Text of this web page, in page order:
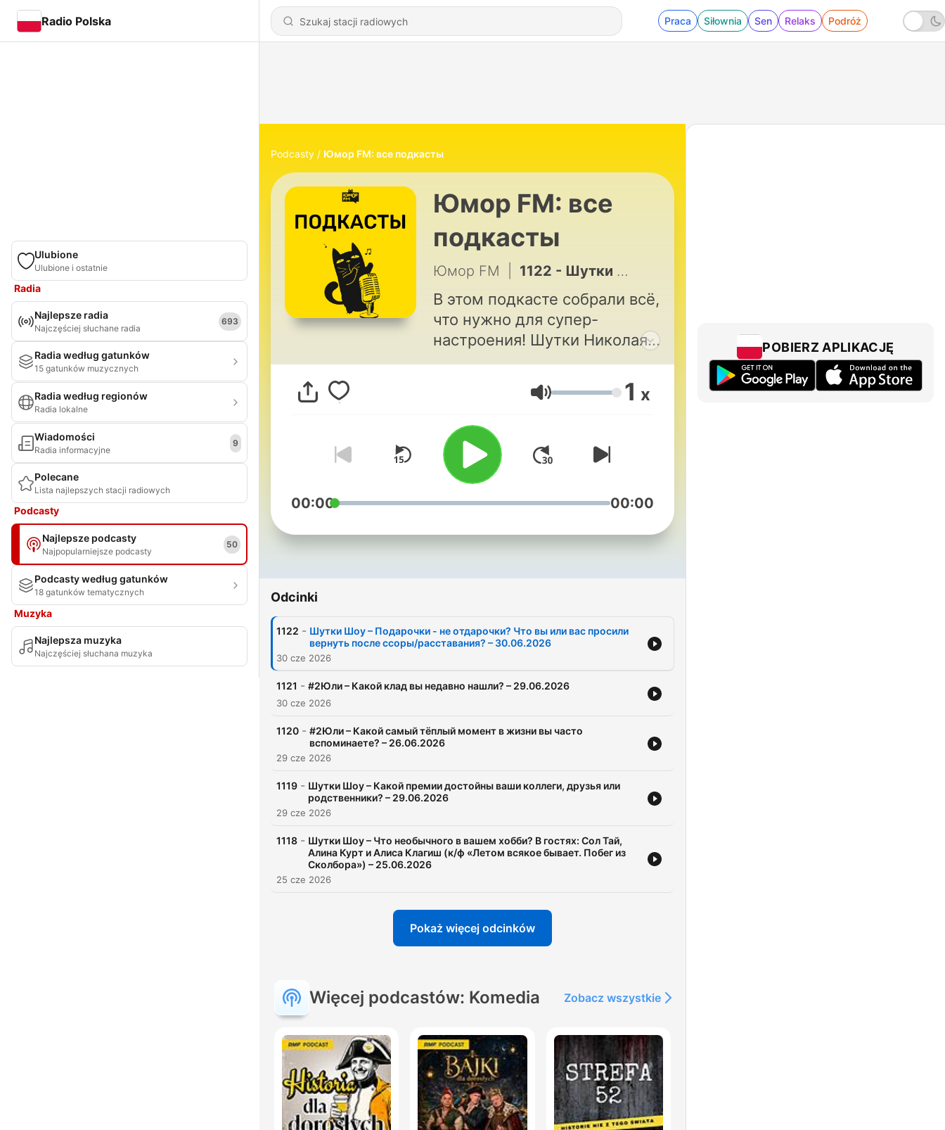
Radio Polska Praca Siłownia Sen Relaks Podróż
Ulubione
Ulubione i ostatnie
Radia
Najlepsze radia
Najczęściej słuchane radia
693
Radia według gatunków
15 gatunków muzycznych
Radia według regionów
Radia lokalne
Wiadomości
Radia informacyjne
9
Polecane
Lista najlepszych stacji radiowych
Podcasty
Najlepsze podcasty
Najpopularniejsze podcasty
50
Podcasty według gatunków
18 gatunków tematycznych
Muzyka
Najlepsza muzyka
Najczęściej słuchana muzyka
Podcasty Юмор FM: все подкасты
Юмор FM: все
подкасты
Юмор FM 1122 - Шутки Шоу – Подарочки - не отдарочки? Что вы или вас просили вернуть после ссоры/расставания? – 30.06.2026
В этом подкасте собрали всё,
что нужно для супер-
настроения! Шутки Николая
Фоменко, много стендапа от
резидентов проекта
«Большой стендап»,
любимые анекдоты Игоря
Маменко, «Шутки Шоу:
интервью со звёздами»,
«Нерекламу» и многое
другое! Слушайте Юмор FM,
и подписывайтесь на нас!
Głośność 1 x
00:00 00:00
Odcinki
1122 - Шутки Шоу – Подарочки - не отдарочки? Что вы или вас просили
вернуть после ссоры/расставания? – 30.06.2026
30 cze 2026
1121 - #2Юли – Какой клад вы недавно нашли? – 29.06.2026
30 cze 2026
1120 - #2Юли – Какой самый тёплый момент в жизни вы часто
вспоминаете? – 26.06.2026
29 cze 2026
1119 - Шутки Шоу – Какой премии достойны ваши коллеги, друзья или
родственники? – 29.06.2026
29 cze 2026
1118 - Шутки Шоу – Что необычного в вашем хобби? В гостях: Сол Тай,
Алина Курт и Алиса Клагиш (к/ф «Летом всякое бывает. Побег из
Сколбора») – 25.06.2026
25 cze 2026
Pokaż więcej odcinków
Więcej podcastów: Komedia Zobacz wszystkie
POBIERZ APLIKACJĘ